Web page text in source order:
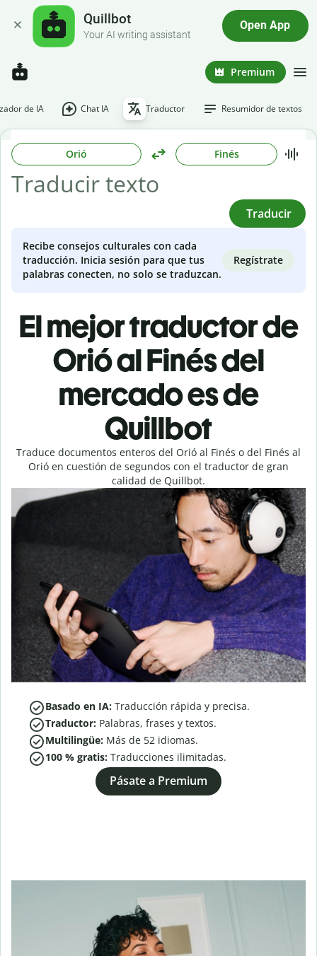
Quillbot
Your AI writing assistant
Open App
Premium
de IA Chat IA Traductor Resumidor de textos
Orió Finés
Traducir
Recibe consejos culturales con cada
traducción. Inicia sesión para que tus
palabras conecten, no solo se traduzcan.
Regístrate
El mejor traductor de
Orió al Finés del
mercado es de
Quillbot
Traduce documentos enteros del Orió al Finés o del Finés al
Orió en cuestión de segundos con el traductor de gran
calidad de Quillbot.
Basado en IA: Traducción rápida y precisa.
Traductor: Palabras, frases y textos.
Multilingüe: Más de 52 idiomas.
100 % gratis: Traducciones ilimitadas.
Pásate a Premium